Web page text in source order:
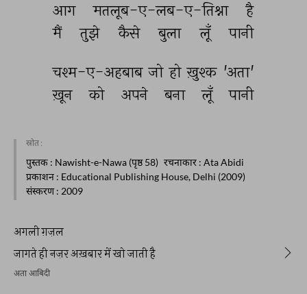
आग मतलूब-ए-लब-ए-तिश्ना
है
मैं
तुझे कैसे बुला लूँ पानी
चश्म-ए-अहबाब जो हो ख़ुश्क 'अता'
ख़ून
को अपने बना लूँ पानी
स्रोत :
पुस्तक : Nawisht-e-Nawa (पृष्ठ 58) रचनाकार : Ata Abidi
प्रकाशन : Educational Publishing House, Delhi (2009)
संस्करण: 2009
अगली ग़ज़ल
जागते ही नज़र अख़बार में खो जाती है
अता आबिदी